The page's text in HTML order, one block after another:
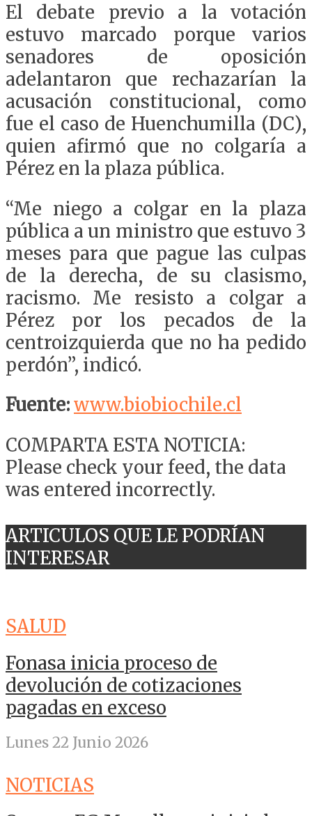
El debate previo a la votación
estuvo marcado porque varios
senadores de oposición
adelantaron que rechazarían la
acusación constitucional, como
fue el caso de Huenchumilla (DC),
quien afirmó que no colgaría a
Pérez en la plaza pública.
“Me niego a colgar en la plaza
pública a un ministro que estuvo 3
meses para que pague las culpas
de la derecha, de su clasismo,
racismo. Me resisto a colgar a
Pérez por los pecados de la
centroizquierda que no ha pedido
perdón”, indicó.
Fuente:www.biobiochile.cl
COMPARTA ESTA NOTICIA:
Please check your feed, the data
was entered incorrectly.
ARTICULOS QUE LE PODRÍAN
INTERESAR
SALUD
Fonasa inicia proceso de
devolución de cotizaciones
pagadas en exceso
Lunes 22 Junio 2026
NOTICIAS